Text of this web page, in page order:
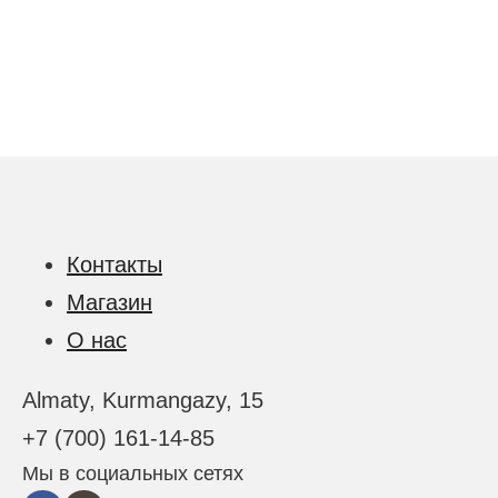
Контакты
Магазин
О нас
Almaty, Kurmangazy, 15
+7 (700) 161-14-85
Мы в социальных сетях